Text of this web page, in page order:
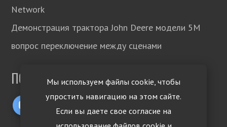
Мы используем файлы cookie, чтобы
упростить навигацию на этом сайте.
Если вы даете свое согласие на
Network
Демонстрация трактора John Deere модели 5М
вопрос переключение между сценами
ПОДПИСЫВАЙТЕСЬ!